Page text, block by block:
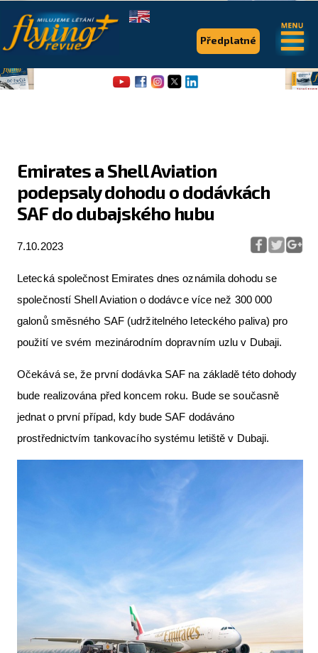
Emirates a Shell Aviation
podepsaly dohodu o dodávkách
SAF do dubajského hubu
7.10.2023
Letecká společnost Emirates dnes oznámila dohodu se
společností Shell Aviation o dodávce více než 300 000
galonů směsného SAF (udržitelného leteckého paliva) pro
použití ve svém mezinárodním dopravním uzlu v Dubaji.
Očekává se, že první dodávka SAF na základě této dohody
bude realizována před koncem roku. Bude se současně
jednat o první případ, kdy bude SAF dodáváno
prostřednictvím tankovacího systému letiště v Dubaji.
Předplatné
.
Flying Revue
Články
Pro piloty
Série & speciály
Letecká muzea
VFR Communication app
The SAFE Guide app